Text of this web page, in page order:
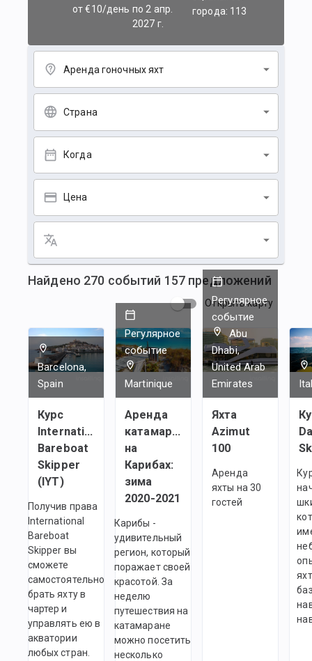
от €10/день по 2 апр.
2027 г.
города: 113
Аренда гоночных яхт
Страна
Когда
Цена
Найдено 270 событий 157 предложений
Открыть карту
Barcelona,
Spain
Курс
International
Bareboat
Skipper
(IYT)
Получив права
International
Bareboat
Skipper вы
сможете
самостоятельно
брать яхту в
чартер и
управлять ею в
акватории
любых стран.
Регулярное
событие
Martinique
Аренда
катамарана
на
Карибах:
зима
2020-2021
Карибы -
удивительный
регион, который
поражает своей
красотой. За
неделю
путешествия на
катамаране
можно посетить
несколько
Регулярное
событие
Abu
Dhabi,
United Arab
Emirates
Яхта
Azimut
100
Аренда
яхты на 30
гостей